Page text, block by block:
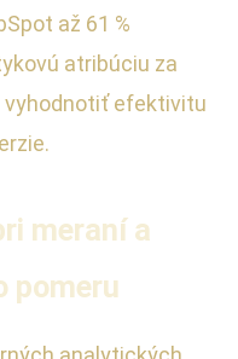
až 61 %
atribúciu za
vyhodnotiť efektivitu
meraní a
pomeru